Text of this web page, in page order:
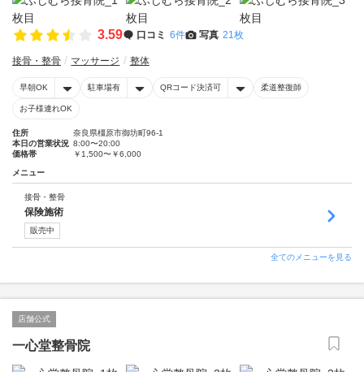
3.59 口コミ 6件 写真 21枚
接骨・整骨 マッサージ 整体
早朝OK 駐車場有 QRコード決済可 柔道整復師
お子様連れOK
住所
奈良県橿原市御坊町96-1
本日の営業状況 8:00〜20:00
価格帯
￥1,500〜￥6,000
メニュー
接骨・整骨
保険施術
販売中
全てのメニューを見る
店舗公式
一心堂整骨院